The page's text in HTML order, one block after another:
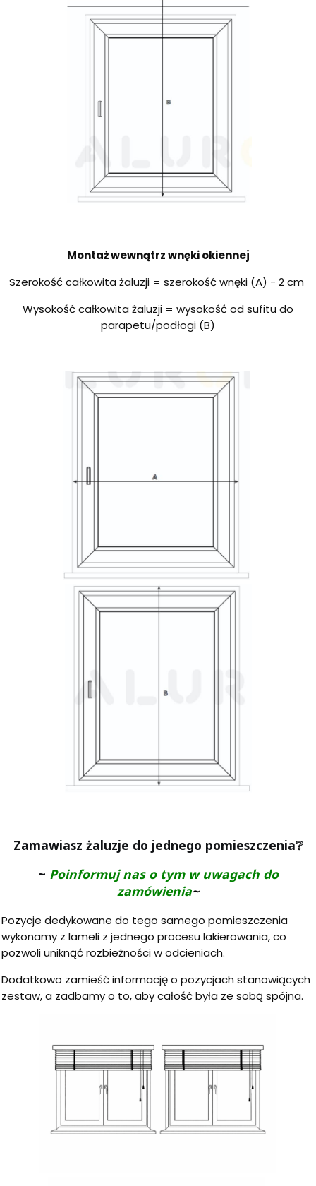
Montaż wewnątrz wnęki okiennej
Szerokość całkowita żaluzji = szerokość wnęki (A) - 2 cm
Wysokość całkowita żaluzji = wysokość od sufitu do
parapetu/podłogi (B)
Zamawiasz żaluzje do jednego pomieszczenia❔
~ Poinformuj nas o tym w uwagach do
zamówienia~
Pozycje dedykowane do tego samego pomieszczenia
wykonamy z lameli z jednego procesu lakierowania, co
pozwoli uniknąć rozbieżności w odcieniach.
Dodatkowo zamieść informację o pozycjach stanowiących
zestaw, a zadbamy o to, aby całość była ze sobą spójna.